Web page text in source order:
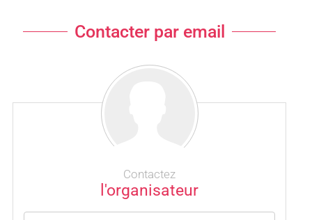
Contacter par email
Contactez
l'organisateur